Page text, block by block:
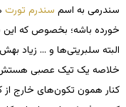
سندرمی به اسم سندرم تورت
خورده باشه؛ بخصوص که این
البته سلبریتی‌ها و … زیاد
خلاصه یک تیک عصبی هستش
کنار همون تکون‌های خارج